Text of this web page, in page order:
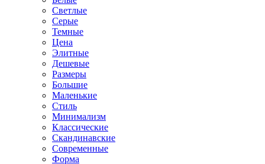
Светлые
Серые
Темные
Цена
Элитные
Дешевые
Размеры
Большие
Маленькие
Стиль
Минимализм
Классические
Скандинавские
Современные
Форма